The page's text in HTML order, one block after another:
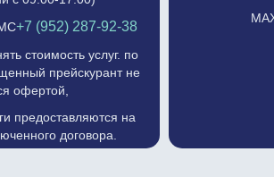
+7 (952) 287-92-38
стоимость услуг. по
прейскурант не
офертой,
предоставляются на
договора.